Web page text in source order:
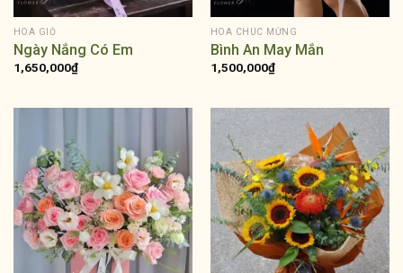
HOA GIỎ
Ngày Nắng Có Em
1,650,000₫
HOA CHÚC MỪNG
Bình An May Mắn
1,500,000₫